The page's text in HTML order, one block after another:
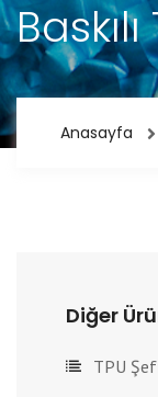
Anasayfa
Diğer
TPU